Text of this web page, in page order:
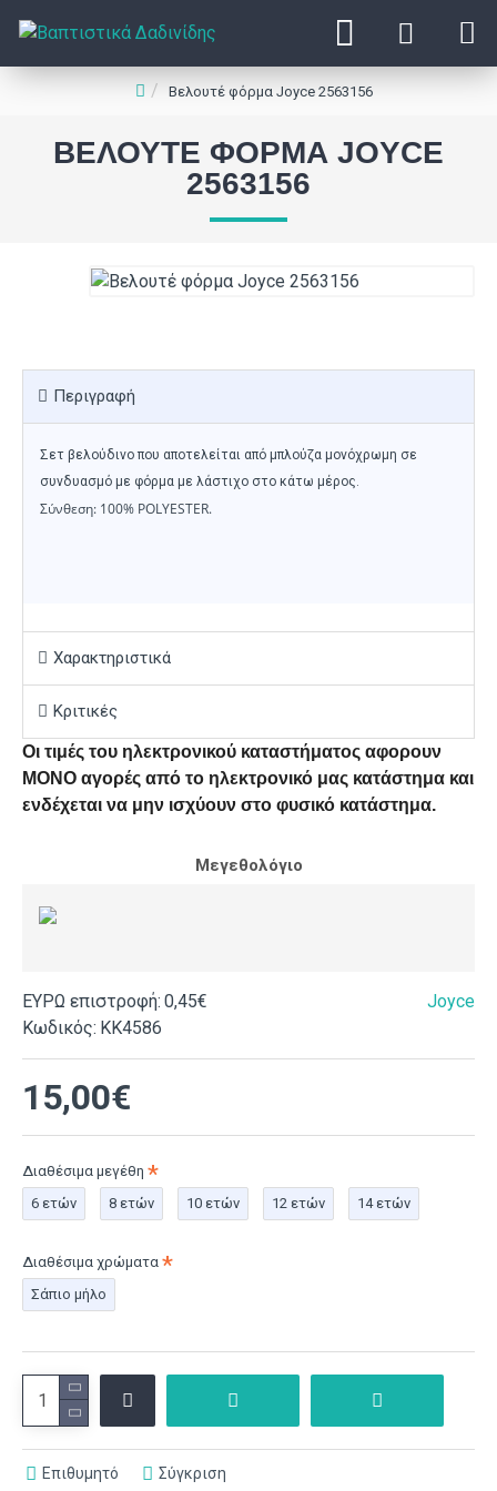
Βελουτέ φόρμα Joyce 2563156
ΒΕΛΟΥΤΈ ΦΌΡΜΑ JOYCE
2563156
Περιγραφή
Σετ βελούδινο που αποτελείται από μπλούζα μονόχρωμη σε
συνδυασμό με φόρμα με λάστιχο στο κάτω μέρος.
Σύνθεση: 100% POLYESTER.
Χαρακτηριστικά
Κριτικές
Οι τιμές του ηλεκτρονικού καταστήματος αφορουν
ΜΟΝΟ αγορές από το ηλεκτρονικό μας κατάστημα και
ενδέχεται να μην ισχύουν στο φυσικό κατάστημα.
Μεγεθολόγιο
ΕΥΡΩ επιστροφή: 0,45€
Κωδικός: ΚΚ4586
Joyce
15,00€
Διαθέσιμα μεγέθη
6 ετών
8 ετών 10 ετών 12 ετών 14 ετών
Διαθέσιμα χρώματα
Σάπιο μήλο
Επιθυμητό Σύγκριση